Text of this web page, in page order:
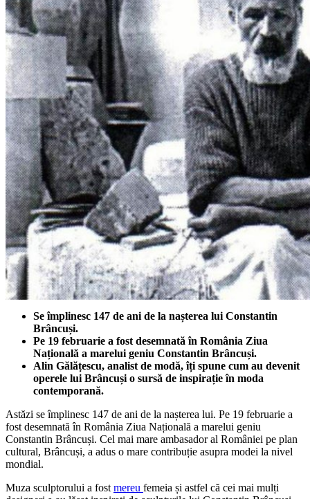
Se împlinesc 147 de ani de la nașterea lui Constantin
Brâncuși.
Pe 19 februarie a fost desemnată în România Ziua
Națională a marelui geniu Constantin Brâncuși.
Alin Gălățescu, analist de modă, îți spune cum au devenit
operele lui Brâncuși o sursă de inspirație în moda
contemporană.
Astăzi se împlinesc 147 de ani de la nașterea lui. Pe 19 februarie a
fost desemnată în România Ziua Națională a marelui geniu
Constantin Brâncuși. Cel mai mare ambasador al României pe plan
cultural, Brâncuși, a adus o mare contribuție asupra modei la nivel
mondial.
Muza sculptorului a fost mereu femeia și astfel că cei mai mulți